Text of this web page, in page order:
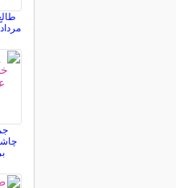
مرداد تا 17